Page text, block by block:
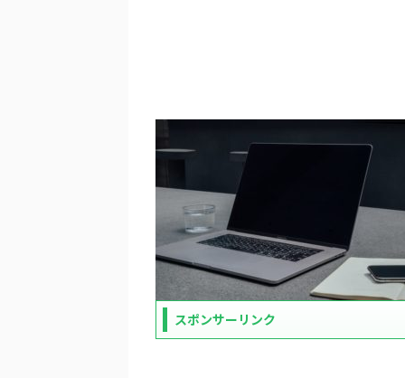
スポンサーリンク